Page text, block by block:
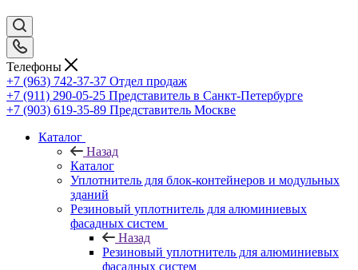
Телефоны
+7 (963) 742-37-37 Отдел продаж
+7 (911) 290-05-25 Представитель в Санкт-Петербурге
+7 (903) 619-35-89 Представитель Москве
Каталог
Назад
Каталог
Уплотнитель для блок-контейнеров и модульных
зданий
Резиновый уплотнитель для алюминиевых
фасадных систем
Назад
Резиновый уплотнитель для алюминиевых
фасадных систем